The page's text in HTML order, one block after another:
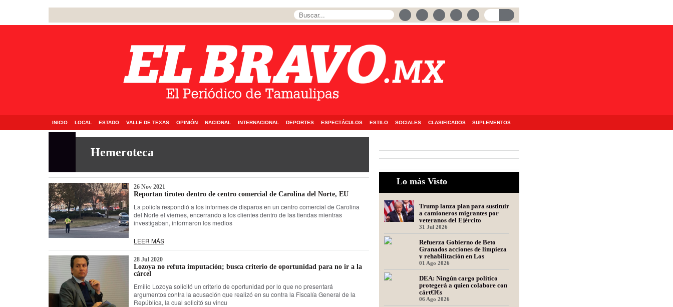
INICIO LOCAL ESTADO VALLE DE TEXAS OPINIÓN NACIONAL INTERNACIONAL DEPORTES ESPECTÁCULOS ESTILO SOCIALES CLASIFICADOS SUPLEMENTOS
Hemeroteca
26 Nov 2021
Reportan tiroteo dentro de centro comercial de Carolina del Norte, EU
La policía respondió a los informes de disparos en un centro comercial de Carolina
del Norte el viernes, encerrando a los clientes dentro de las tiendas mientras
investigaban, informaron los medios
LEER MÁS
28 Jul 2020
Lozoya no refuta imputación; busca criterio de oportunidad para no ir a la
cárcel
Emilio Lozoya solicitó un criterio de oportunidad por lo que no presentará
argumentos contra la acusación que realizó en su contra la Fiscalía General de la
República, la cual solicitó su vincu
Lo más Visto
Trump lanza plan para sustituir
a camioneros migrantes por
veteranos del Ejército
31 Jul 2026
Refuerza Gobierno de Beto
Granados acciones de limpieza
y rehabilitación en Los
Presidentes
01 Ago 2026
DEA: Ningún cargo político
protegerá a quien colabore con
cárt€l€s
06 Ago 2026